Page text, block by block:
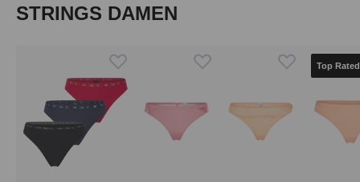
Produktgalerie überspringen
STRINGS DAMEN
Top Rated